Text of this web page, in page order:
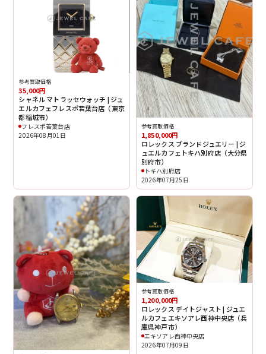
参考買取価格
35,000円
シャネル マトラッセウォッチ | ジュ
エルカフェフレスポ若葉台店（東京
都稲城市）
フレスポ若葉台店
2026年08月01日
参考買取価格
1,850,000円
ロレックス ブランドジュエリー | ジ
ュエルカフェトキハ別府店（大分県
別府市）
トキハ別府店
2026年07月25日
参考買取価格
1,200,000円
ロレックス デイトジャスト | ジュエ
ルカフェエキソアレ西神中央店（兵
庫県神戸市）
エキソアレ西神中央店
2026年07月09日